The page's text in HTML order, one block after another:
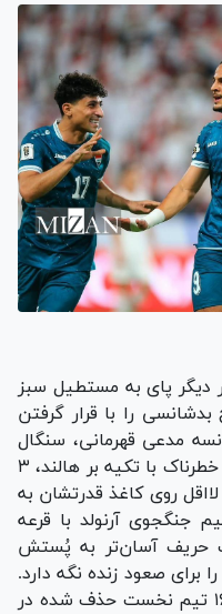
پس از ۴۰ سال بار دیگر پای به مستطیل سبز
را با قرار گرفتن
مدعی قهرمانی، سنگال
چغر و قهرمان آفریقا و نروژ جذاب و خطرناک با تکیه بر هالند، ۳
روی کاغذ قدرتشان به
جنگجوی آرنولد با قرعه
حریف آسان‌تر به پُستش
برای صعود زنده نگه دارد.
با این تفسیر احتمالاً عراق یکی از ۱۶ تیم نخست حذف شده در